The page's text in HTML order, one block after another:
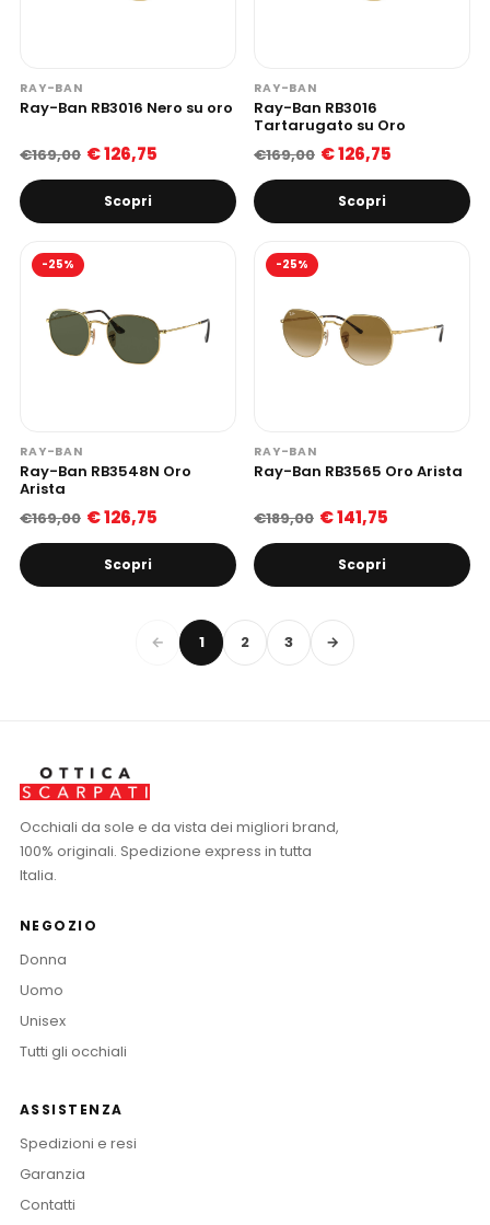
RAY-BAN
Ray-Ban RB3016 Nero su oro
€169,00 € 126,75
Scopri
RAY-BAN
Ray-Ban RB3016
Tartarugato su Oro
€169,00 € 126,75
Scopri
-25%
RAY-BAN
Ray-Ban RB3548N Oro
Arista
€169,00 € 126,75
Scopri
-25%
RAY-BAN
Ray-Ban RB3565 Oro Arista
€189,00 € 141,75
Scopri
← 1 2 3 →
Occhiali da sole e da vista dei migliori brand,
100% originali. Spedizione express in tutta
Italia.
NEGOZIO
Donna
Uomo
Unisex
Tutti gli occhiali
ASSISTENZA
Spedizioni e resi
Garanzia
Contatti